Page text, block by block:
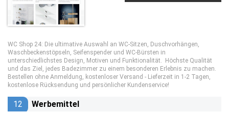
WC Shop 24: Die ultimative Auswahl an WC-Sitzen, Duschvorhängen,
Waschbeckenstöpseln, Seifenspender und WC-Bürsten in
unterschiedlichstes Design, Motiven und Funktionalität. Höchste Qualität
und das Ziel, jedes Badezimmer zu einem besonderen Erlebnis zu machen.
Bestellen ohne Anmeldung, kostenloser Versand - Lieferzeit in 1-2 Tagen,
kostenlose Rücksendung und persönlicher Kundenservice!
12 Werbemittel